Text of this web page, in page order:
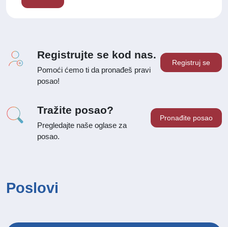
Registrujte se kod nas.
Pomoći ćemo ti da pronađeš pravi
posao!
Registruj se
Tražite posao?
Pregledajte naše oglase za
posao.
Pronađite posao
Poslovi